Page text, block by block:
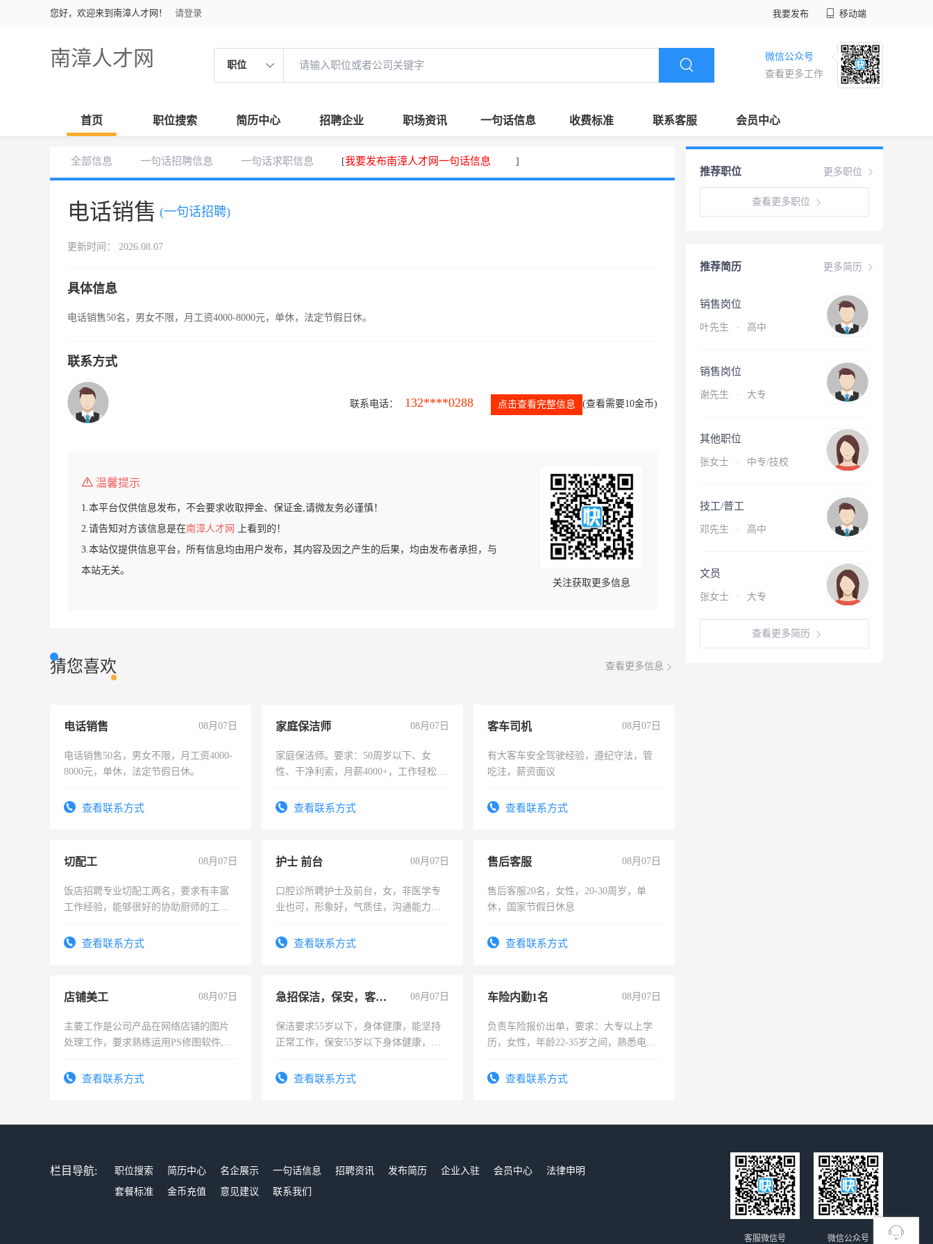
您好，欢迎来到南漳人才网！ 请登录 我要发布 移动端
南漳人才网 职位
微信公众号
查看更多工作
首页 职位搜索 简历中心 招聘企业 职场资讯 一句话信息 收费标准 联系客服 会员中心
全部信息 一句话招聘信息 一句话求职信息 [我要发布南漳人才网一句话信息 ]
电话销售 (一句话招聘)
更新时间： 2026.08.07
具体信息
电话销售50名，男女不限，月工资4000-8000元，单休，法定节假日休。
联系方式
联系电话： 132****0288 点击查看完整信息 (查看需要10金币)
温馨提示
1.本平台仅供信息发布，不会要求收取押金、保证金,请微友务必谨慎！
2.请告知对方该信息是在南漳人才网
上看到的！
3.本站仅提供信息平台，所有信息均由用户发布，其内容及因之产生的后果，均由发布者承担，与
本站无关。
关注获取更多信息
猜您喜欢 查看更多信息
电话销售 08月07日
电话销售50名，男女不限，月工资4000-
8000元，单休，法定节假日休。
查看联系方式
家庭保洁师 08月07日
家庭保洁师。要求：50周岁以下、女
性、干净利索，月薪4000+，工作轻松，
太太等。查看联系方式
客车司机 08月07日
有大客车安全驾驶经验，遵纪守法，管
吃注，薪资面议
查看联系方式
切配工 08月07日
饭店招聘专业切配工两名，要求有丰富
工作经验，能够很好的协助厨师的工
4500。查看联系方式
护士 前台 08月07日
口腔诊所聘护士及前台，女，非医学专
业也可，形象好，气质佳，沟通能力
查看联系方式
售后客服 08月07日
售后客服20名，女性，20-30周岁，单
休，国家节假日休息
查看联系方式
店铺美工 08月07日
主要工作是公司产品在网络店铺的图片
处理工作，要求熟练运用PS修图软件,工
查看联系方式
急招保洁，保安，客服，工程 08月07日
保洁要求55岁以下，身体健康，能坚持
正常工作，保安55岁以下身体健康，有
录，客服要求45岁以下高中以上文化，
查看联系方式
车险内勤1名 08月07日
负责车险报价出单，要求：大专以上学
历，女性，年龄22-35岁之间，熟悉电脑
试用期1-3个月，转正后交纳五险，
查看联系方式
更多职位
推荐职位
查看更多职位
更多简历
推荐简历
销售岗位
叶先生 · 高中
销售岗位
谢先生 · 大专
其他职位
张女士 · 中专/技校
技工/普工
邓先生 · 高中
文员
张女士 · 大专
查看更多简历
栏目导航: 职位搜索 简历中心 名企展示 一句话信息 招聘资讯 发布简历 企业入驻 会员中心
法律申明
套餐标准
金币充值 意见建议 联系我们
微信公众号
客服微信号